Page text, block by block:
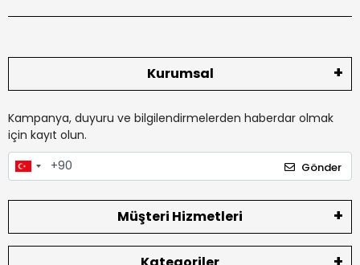
Kurumsal
Kampanya, duyuru ve bilgilendirmelerden haberdar olmak
için kayıt olun.
Gönder
Müşteri Hizmetleri